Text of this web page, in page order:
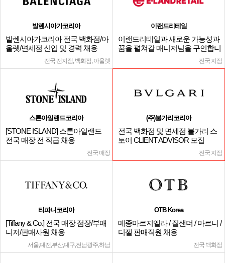
발렌시아가코리아
발렌시아가코리아 전국 백화점/아
울렛/면세점 신입 및 경력 채용
전국 전지점, 백화점, 아울렛
이랜드리테일
이랜드리테일과 새로운 가능성과
꿈을 펼쳐갈 매니저님을 구인합니
전국 지점
스톤아일랜드코리아
[STONE ISLAND] 스톤아일랜드
전국 매장 전 직급 채용
전국 매장
(주)불가리코리아
전국 백화점 및 면세점 불가리 스
토어 CLIENT ADVISOR 모집
전국 지점
티파니코리아
[Tiffany & Co.] 전국 매장 점장/부매
니저/판매사원 채용
서울,대전,부산,대구,전남광주,하남
OTB Korea
메종마르지엘라 / 질샌더 / 마르니 /
디젤 판매직원 채용
전국 백화점